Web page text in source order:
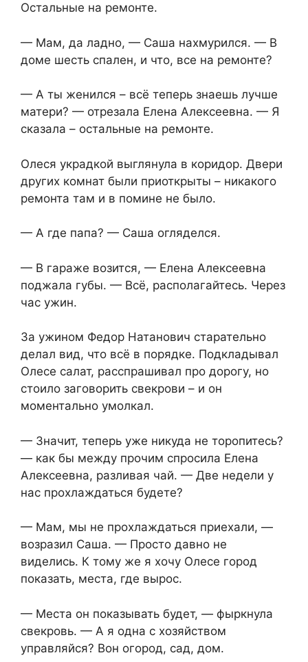
Остальные на ремонте.
— Мам, да ладно, — Саша нахмурился. — В
доме шесть спален, и что, все на ремонте?
— А ты женился – всё теперь знаешь лучше
матери? — отрезала Елена Алексеевна. — Я
сказала – остальные на ремонте.
Олеся украдкой выглянула в коридор. Двери
других комнат были приоткрыты – никакого
ремонта там и в помине не было.
— А где папа? — Саша огляделся.
— В гараже возится, — Елена Алексеевна
поджала губы. — Всё, располагайтесь. Через
час ужин.
За ужином Федор Натанович старательно
делал вид, что всё в порядке. Подкладывал
Олесе салат, расспрашивал про дорогу, но
стоило заговорить свекрови – и он
моментально умолкал.
— Значит, теперь уже никуда не торопитесь?
— как бы между прочим спросила Елена
Алексеевна, разливая чай. — Две недели у
нас прохлаждаться будете?
— Мам, мы не прохлаждаться приехали, —
возразил Саша. — Просто давно не
виделись. К тому же я хочу Олесе город
показать, места, где вырос.
— Места он показывать будет, — фыркнула
свекровь. — А я одна с хозяйством
управляйся? Вон огород, сад, дом.